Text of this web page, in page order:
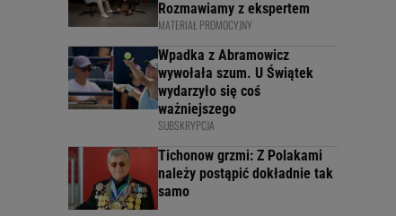
Rozmawiamy z ekspertem
MATERIAŁ PROMOCYJNY
Wpadka z Abramowicz
wywołała szum. U Świątek
wydarzyło się coś
ważniejszego
SUBSKRYPCJA
Tichonow grzmi: Z Polakami
należy postąpić dokładnie tak
samo